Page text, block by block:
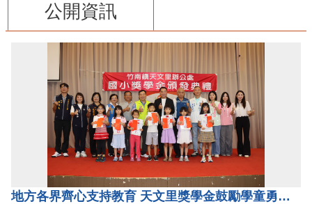
公開資訊
地方各界齊心支持教育 天文里獎學金鼓勵學童勇敢追夢